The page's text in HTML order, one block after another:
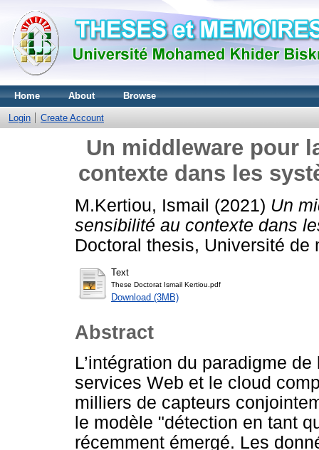
Home About Browse
Login Create Account
Un middleware pour
contexte dans les
M.Kertiou, Ismail (2021) Un
sensibilité au contexte dans
Doctoral thesis, Université de
Text
These Doctorat Ismail Kertiou.pdf
Download (3MB)
Abstract
L’intégration du paradigme
services Web et le cloud
milliers de capteurs
le modèle "détection en tant
récemment émergé. Les